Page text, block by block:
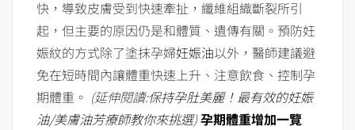
快，導致皮膚受到快速牽扯，纖維組織斷裂所引
起，但主要的原因仍是和體質、遺傳有關。預防妊
娠紋的方式除了塗抹孕婦妊娠油以外，醫師建議避
免在短時間內讓體重快速上升、注意飲食、控制孕
期體重。 (延伸閱讀:保持孕肚美麗！最有效的妊娠
油/美膚油芳療師教你來挑選)孕期體重增加一覽